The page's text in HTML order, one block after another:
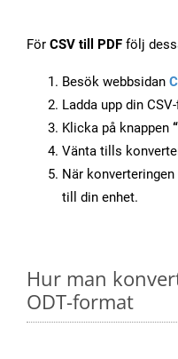
För CSV till PDF följ
Besök webbsidan
Ladda upp din
Klicka på knappen
Vänta tills
När
till din enhet.
Hur man
ODT-format